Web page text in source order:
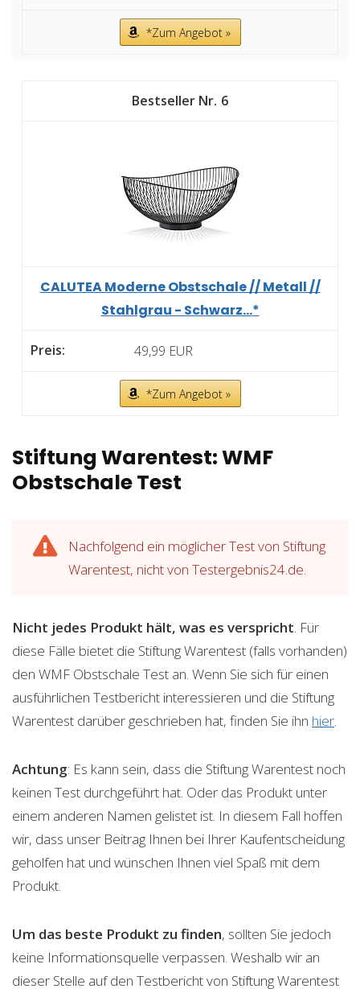
*Zum Angebot »
6
CALUTEA Moderne Obstschale // Metall //
Stahlgrau - Schwarz...*
49,99 EUR
*Zum Angebot »
Stiftung Warentest: WMF
Obstschale Test
Nachfolgend ein möglicher Test von Stiftung
Warentest, nicht von Testergebnis24.de.
Nicht jedes Produkt hält, was es verspricht. Für
diese Fälle bietet die Stiftung Warentest (falls vorhanden)
den WMF Obstschale Test an. Wenn Sie sich für einen
ausführlichen Testbericht interessieren und die Stiftung
Warentest darüber geschrieben hat, finden Sie ihn hier.
Achtung: Es kann sein, dass die Stiftung Warentest noch
keinen Test durchgeführt hat. Oder das Produkt unter
einem anderen Namen gelistet ist. In diesem Fall hoffen
wir, dass unser Beitrag Ihnen bei Ihrer Kaufentscheidung
geholfen hat und wünschen Ihnen viel Spaß mit dem
Produkt.
Um das beste Produkt zu finden, sollten Sie jedoch
keine Informationsquelle verpassen. Weshalb wir an
dieser Stelle auf den Testbericht von Stiftung Warentest